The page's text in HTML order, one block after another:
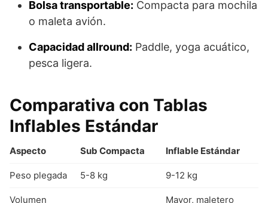
Bolsa transportable: Compacta para mochila
o maleta avión.
Capacidad allround: Paddle, yoga acuático,
pesca ligera.
Comparativa con Tablas
Inflables Estándar
Aspecto Sub Compacta Inflable Estándar
Peso plegada 5-8 kg 9-12 kg
Volumen
Mayor, maletero